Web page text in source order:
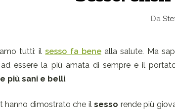
Da
tutti: ilsesso fa benealla salute. Ma
essere la più amata di sempre e il
più sani e belli.
hanno dimostrato che ilsesso rende più